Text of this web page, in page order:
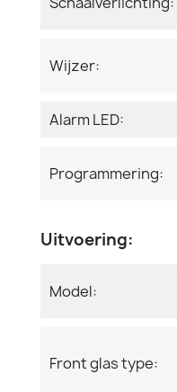
Wijzer:
Alarm LED:
Programmering:
Uitvoering:
Model:
Front glas type: